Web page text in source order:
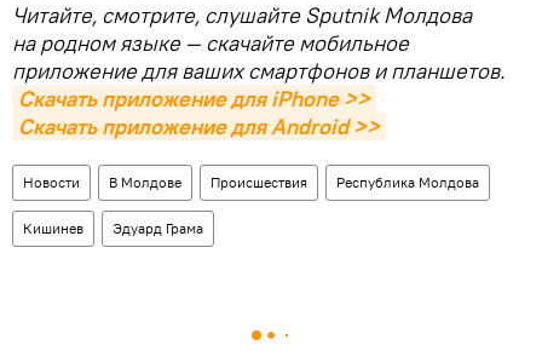
Читайте, смотрите, слушайте Sputnik Молдова
на родном языке — скачайте мобильное
приложение для ваших смартфонов и планшетов.
Скачать приложение для iPhone >>
Скачать приложение для Android >>
Новости В Молдове Происшествия Республика Молдова
Кишинев Эдуард Грама